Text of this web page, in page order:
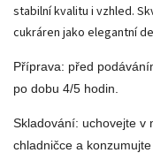
stabilní kvalitu i vzhled.
cukráren jako elegantní
Příprava: před
po dobu 4/5 hodin.
Skladování: uchovejte v
chladničce a konzumujte